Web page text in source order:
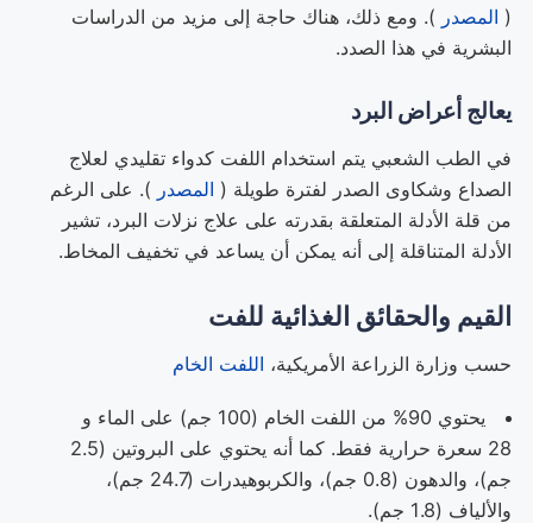
( المصدر ). ومع ذلك، هناك حاجة إلى مزيد من الدراسات
البشرية في هذا الصدد.
يعالج أعراض البرد
في الطب الشعبي يتم استخدام اللفت كدواء تقليدي لعلاج
الصداع وشكاوى الصدر لفترة طويلة ( المصدر ). على الرغم
من قلة الأدلة المتعلقة بقدرته على علاج نزلات البرد، تشير
الأدلة المتناقلة إلى أنه يمكن أن يساعد في تخفيف المخاط.
القيم والحقائق الغذائية للفت
حسب وزارة الزراعة الأمريكية، اللفت الخام
يحتوي 90% من اللفت الخام (100 جم) على الماء و
28 سعرة حرارية فقط. كما أنه يحتوي على البروتين (2.5
جم)، والدهون (0.8 جم)، والكربوهيدرات (24.7 جم)،
والألياف (1.8 جم).